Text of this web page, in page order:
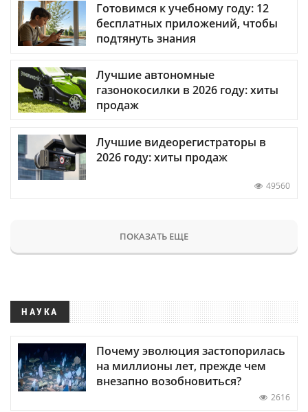
Готовимся к учебному году: 12
бесплатных приложений, чтобы
подтянуть знания
Лучшие автономные
газонокосилки в 2026 году: хиты
продаж
Лучшие видеорегистраторы в
2026 году: хиты продаж
49560
ПОКАЗАТЬ ЕЩЕ
НАУКА
Почему эволюция застопорилась
на миллионы лет, прежде чем
внезапно возобновиться?
2616